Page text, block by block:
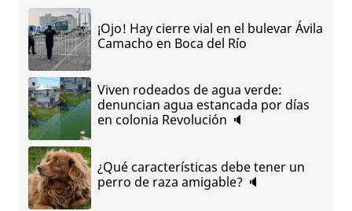
¡Ojo! Hay cierre vial en el bulevar Ávila
Camacho en Boca del Río
Viven rodeados de agua verde:
denuncian agua estancada por días
en colonia Revolución 🔈
¿Qué características debe tener un
perro de raza amigable? 🔈